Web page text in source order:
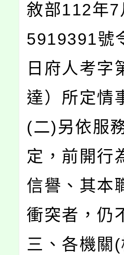
敘部112年
5919391號
日府人考字
達）所定情
(二)另依服
定，前開行
信譽、其本
衝突者，仍
三、各機關